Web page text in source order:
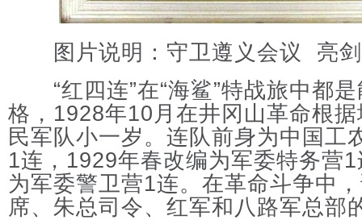
图片说明：守卫遵义会议 亮剑
“红四连”在“海鲨”特战旅中都是
格，1928年10月在井冈山革命根
民军队小一岁。连队前身为中国工
1连，1929年春改编为军委特务营
为军委警卫营1连。在革命斗争中
席、朱总司令、红军和八路军总